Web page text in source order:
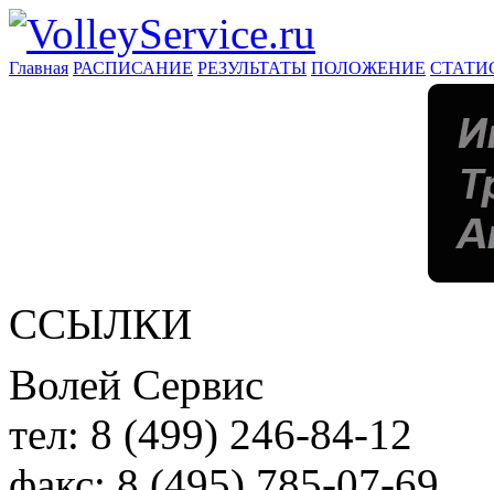
Главная РАСПИСАНИЕ РЕЗУЛЬТАТЫ ПОЛОЖЕНИЕ
ССЫЛКИ
Волей Сервис
тел: 8 (499) 246-84-12